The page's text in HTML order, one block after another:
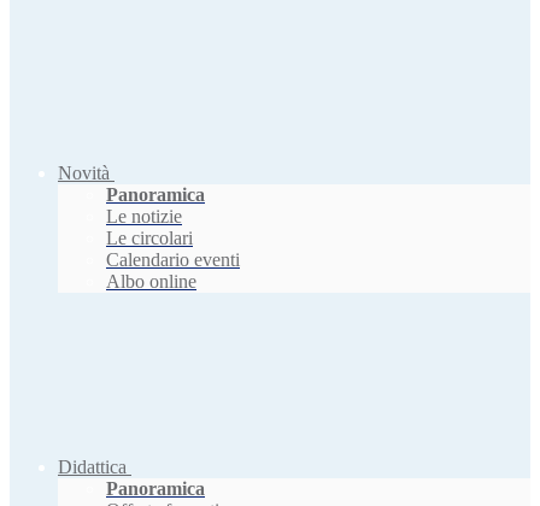
Novità
Panoramica
Le notizie
Le circolari
Calendario eventi
Albo online
Didattica
Panoramica